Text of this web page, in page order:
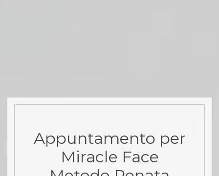
Appuntamento per
Miracle Face